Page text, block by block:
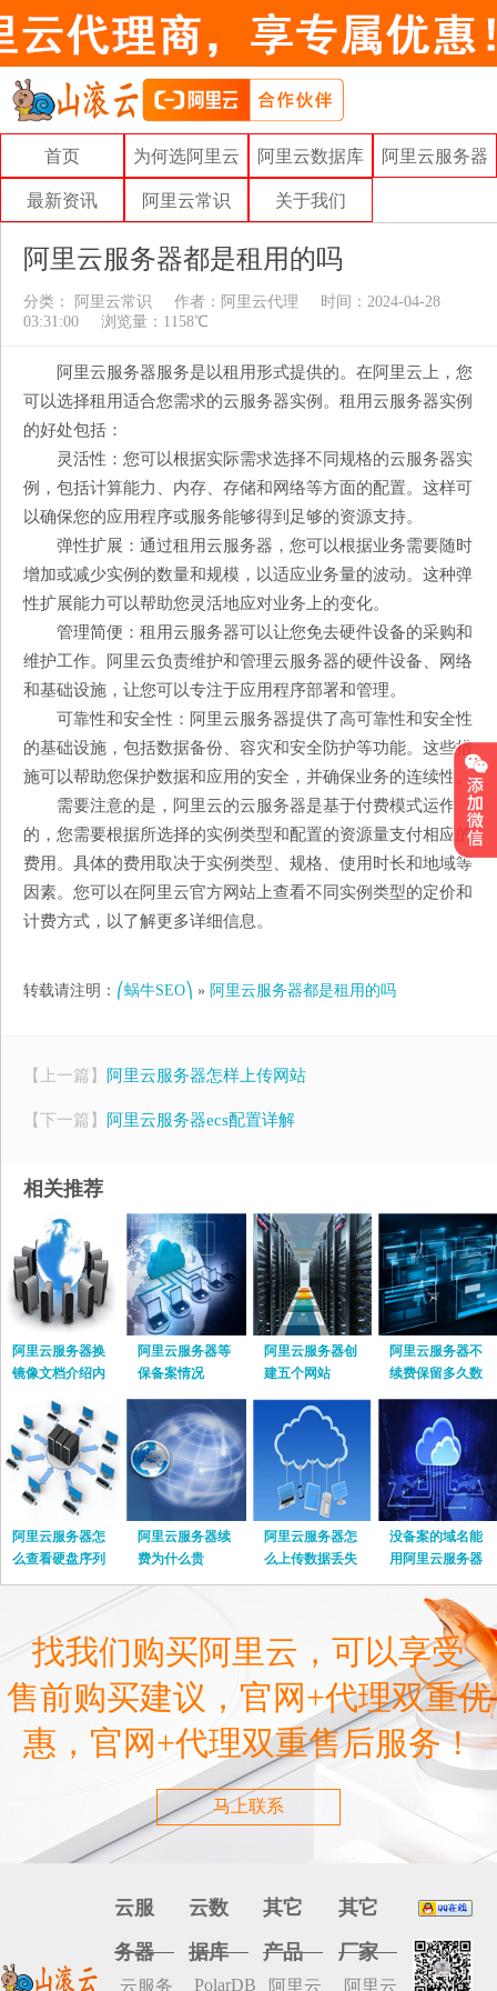
首页 为何选阿里云 阿里云数据库 阿里云服务器
最新资讯 阿里云常识 关于我们
阿里云服务器都是租用的吗
分类： 阿里云常识 作者： 阿里云代理
时间：2024-04-28
03:31:00
浏览量：1158℃
阿里云服务器服务是以租用形式提供的。在阿里云上，您
可以选择租用适合您需求的云服务器实例。租用云服务器实例
的好处包括：
灵活性：您可以根据实际需求选择不同规格的云服务器实
例，包括计算能力、内存、存储和网络等方面的配置。这样可
以确保您的应用程序或服务能够得到足够的资源支持。
弹性扩展：通过租用云服务器，您可以根据业务需要随时
增加或减少实例的数量和规模，以适应业务量的波动。这种弹
性扩展能力可以帮助您灵活地应对业务上的变化。
管理简便：租用云服务器可以让您免去硬件设备的采购和
维护工作。阿里云负责维护和管理云服务器的硬件设备、网络
和基础设施，让您可以专注于应用程序部署和管理。
可靠性和安全性：阿里云服务器提供了高可靠性和安全性
的基础设施，包括数据备份、容灾和安全防护等功能。这些措
施可以帮助您保护数据和应用的安全，并确保业务的连续性。
需要注意的是，阿里云的云服务器是基于付费模式运作
的，您需要根据所选择的实例类型和配置的资源量支付相应的
费用。具体的费用取决于实例类型、规格、使用时长和地域等
因素。您可以在阿里云官方网站上查看不同实例类型的定价和
计费方式，以了解更多详细信息。
转载请注明： ⎛蜗牛SEO⎞ » 阿里云服务器都是租用的吗
【上一篇】 阿里云服务器怎样上传网站
【下一篇】 阿里云服务器ecs配置详解
相关推荐
阿里云服务器换
镜像文档介绍内
阿里云服务器等
保备案情况
阿里云服务器创
建五个网站
阿里云服务器不
续费保留多久数
据
阿里云服务器怎
么查看硬盘序列
号
阿里云服务器续
费为什么贵
阿里云服务器怎
么上传数据丢失
没备案的域名能
用阿里云服务器
嘛
找我们购买阿里云，可以享受
售前购买建议，官网+代理双重优
惠，官网+代理双重售后服务！
马上联系
云服
务器
云服务
云数
据库
PolarDB
其它
产品
阿里云
其它
厂家
阿里云